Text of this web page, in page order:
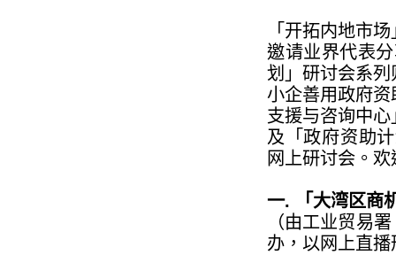
「开拓内地市
邀请业界代表
划」研讨会系
小企善用政府
支援与咨询中
及「政府资助
网上研讨会。
一. 「大湾区商
（由工业贸易
办，以网上直